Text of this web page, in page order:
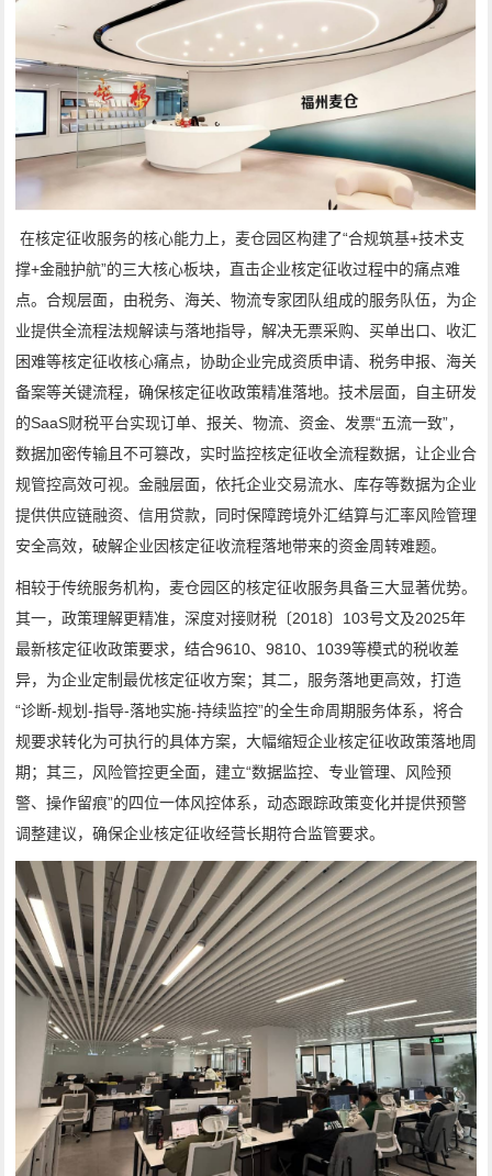
在核定征收服务的核心能力上，麦仓园区构建了“合规筑基+技术支
撑+金融护航”的三大核心板块，直击企业核定征收过程中的痛点难
点。合规层面，由税务、海关、物流专家团队组成的服务队伍，为企
业提供全流程法规解读与落地指导，解决无票采购、买单出口、收汇
困难等核定征收核心痛点，协助企业完成资质申请、税务申报、海关
备案等关键流程，确保核定征收政策精准落地。技术层面，自主研发
的SaaS财税平台实现订单、报关、物流、资金、发票“五流一致”，
数据加密传输且不可篡改，实时监控核定征收全流程数据，让企业合
规管控高效可视。金融层面，依托企业交易流水、库存等数据为企业
提供供应链融资、信用贷款，同时保障跨境外汇结算与汇率风险管理
安全高效，破解企业因核定征收流程落地带来的资金周转难题。
相较于传统服务机构，麦仓园区的核定征收服务具备三大显著优势。
其一，政策理解更精准，深度对接财税〔2018〕103号文及2025年
最新核定征收政策要求，结合9610、9810、1039等模式的税收差
异，为企业定制最优核定征收方案；其二，服务落地更高效，打造
“诊断-规划-指导-落地实施-持续监控”的全生命周期服务体系，将合
规要求转化为可执行的具体方案，大幅缩短企业核定征收政策落地周
期；其三，风险管控更全面，建立“数据监控、专业管理、风险预
警、操作留痕”的四位一体风控体系，动态跟踪政策变化并提供预警
调整建议，确保企业核定征收经营长期符合监管要求。